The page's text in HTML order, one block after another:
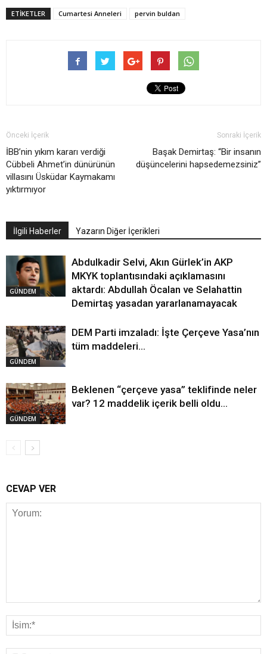
ETIKETLER Cumartesi Anneleri pervin buldan
Önceki İçerik
İBB’nin yıkım kararı verdiği
Cübbeli Ahmet’in dünürünün
villasını Üsküdar Kaymakamı
yıktırmıyor
Sonraki İçerik
Başak Demirtaş: “Bir insanın
düşüncelerini hapsedemezsiniz”
İlgili Haberler Yazarın Diğer İçerikleri
GÜNDEM
Abdulkadir Selvi, Akın Gürlek’in AKP
MKYK toplantısındaki açıklamasını
aktardı: Abdullah Öcalan ve Selahattin
Demirtaş yasadan yararlanamayacak
GÜNDEM
DEM Parti imzaladı: İşte Çerçeve Yasa’nın
tüm maddeleri…
GÜNDEM
Beklenen “çerçeve yasa” teklifinde neler
var? 12 maddelik içerik belli oldu…
CEVAP VER